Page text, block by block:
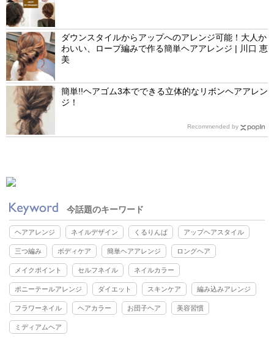
ダウンスタイルからアップへのアレンジ可能！大人か
わいい、ロープ編みで作る簡単ヘアアレンジ | 川口 恵
美
簡単!!ヘアゴム3本でできる立体的なリボンヘアアレン
ジ！
Recommended by
今話題のキーワード
ヘアアレンジ ネイルデザイン くるりんぱ アップヘアスタイル
三つ編み ボディケア 簡単ヘアアレンジ ロングヘア
メイクポイント セルフネイル ネイルカラー
ポニーテールアレンジ ダイエット スキンケア 編み込みアレンジ
フラワーネイル ヘアカラー お団子ヘア 美容習慣
ミディアムヘア